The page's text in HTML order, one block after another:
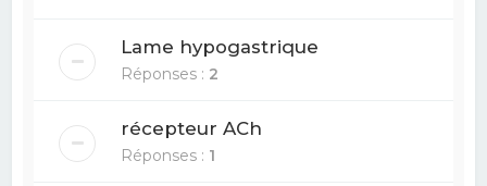
Lame hypogastrique
Réponses : 2
récepteur ACh
Réponses : 1